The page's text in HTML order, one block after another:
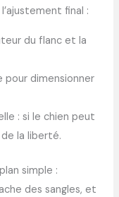
final :
du flanc et la
dimensionner
: si le chien peut
la liberté.
simple :
des sangles, et